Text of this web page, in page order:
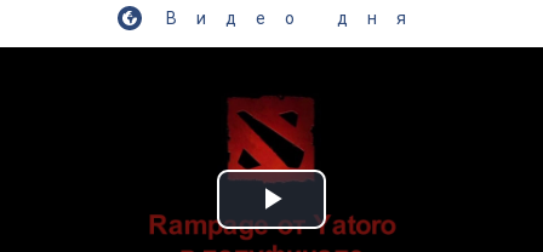
Видео дня
Play Video